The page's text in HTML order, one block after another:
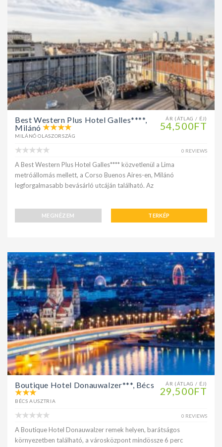
ÁR (ÁTLAG / ÉJ)
54,500FT
Best Western Plus Hotel Galles****,
Milánó
MILÁNÓ OLASZORSZÁG
0 REVIEWS
A Best Western Plus Hotel Galles**** közvetlenül a Lima
metróállomás mellett, a Corso Buenos Aires-en, Milánó
legforgalmasabb bevásárló utcáján található. Az
MEGNÉZEM TERKÉP
ÁR (ÁTLAG / ÉJ)
29,500FT
Boutique Hotel Donauwalzer***, Bécs
BÉCS AUSZTRIA
0 REVIEWS
A Boutique Hotel Donauwalzer remek helyen, barátságos
környezetben található, a városközpont mindössze 6 perc